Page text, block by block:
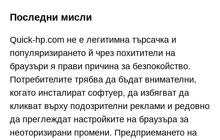
Последни мисли
Quick-hp.com не е легитимна търсачка и
популяризирането й чрез похитители на
браузъри я прави причина за безпокойство.
Потребителите трябва да бъдат внимателни,
когато инсталират софтуер, да избягват да
кликват върху подозрителни реклами и редовно
да преглеждат настройките на браузъра за
неоторизирани промени. Предприемането на